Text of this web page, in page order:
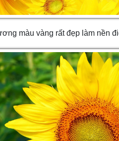
màu vàng rất đẹp làm nền